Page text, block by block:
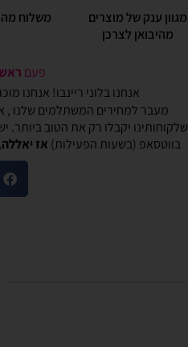
מגוון ענק של מוצרים
מהיבואן לצרכן
משלוח
פעם
אנחנו בלוני ריינבו! אנחנו
מעבר למחירים המשתלמים שלנו ,
שלקוחותינו יקבלו רק את הטוב
בווטסאפ (בשעות הפעילות) אז